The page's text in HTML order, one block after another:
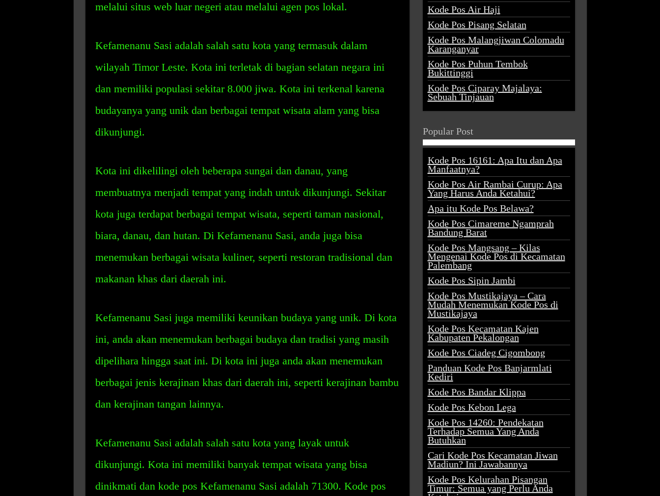
melalui situs web luar negeri atau melalui agen pos lokal.
Kefamenanu Sasi adalah salah satu kota yang termasuk dalam
wilayah Timor Leste. Kota ini terletak di bagian selatan negara ini
dan memiliki populasi sekitar 8.000 jiwa. Kota ini terkenal karena
budayanya yang unik dan berbagai tempat wisata alam yang bisa
dikunjungi.
Kota ini dikelilingi oleh beberapa sungai dan danau, yang
membuatnya menjadi tempat yang indah untuk dikunjungi. Sekitar
kota juga terdapat berbagai tempat wisata, seperti taman nasional,
biara, danau, dan hutan. Di Kefamenanu Sasi, anda juga bisa
menemukan berbagai wisata kuliner, seperti restoran tradisional dan
makanan khas dari daerah ini.
Kefamenanu Sasi juga memiliki keunikan budaya yang unik. Di kota
ini, anda akan menemukan berbagai budaya dan tradisi yang masih
dipelihara hingga saat ini. Di kota ini juga anda akan menemukan
berbagai jenis kerajinan khas dari daerah ini, seperti kerajinan bambu
dan kerajinan tangan lainnya.
Kefamenanu Sasi adalah salah satu kota yang layak untuk
dikunjungi. Kota ini memiliki banyak tempat wisata yang bisa
dinikmati dan kode pos Kefamenanu Sasi adalah 71300. Kode pos
Kode Pos Air Haji
Kode Pos Pisang Selatan
Kode Pos Malangjiwan Colomadu
Karanganyar
Kode Pos Puhun Tembok
Bukittinggi
Kode Pos Ciparay Majalaya:
Sebuah Tinjauan
Popular Post
Kode Pos 16161: Apa Itu dan Apa
Manfaatnya?
Kode Pos Air Rambai Curup: Apa
Yang Harus Anda Ketahui?
Apa itu Kode Pos Belawa?
Kode Pos Cimareme Ngamprah
Bandung Barat
Kode Pos Mangsang – Kilas
Mengenai Kode Pos di Kecamatan
Palembang
Kode Pos Sipin Jambi
Kode Pos Mustikajaya – Cara
Mudah Menemukan Kode Pos di
Mustikajaya
Kode Pos Kecamatan Kajen
Kabupaten Pekalongan
Kode Pos Ciadeg Cigombong
Panduan Kode Pos Banjarmlati
Kediri
Kode Pos Bandar Klippa
Kode Pos Kebon Lega
Kode Pos 14260: Pendekatan
Terhadap Semua Yang Anda
Butuhkan
Cari Kode Pos Kecamatan Jiwan
Madiun? Ini Jawabannya
Kode Pos Kelurahan Pisangan
Timur: Semua yang Perlu Anda